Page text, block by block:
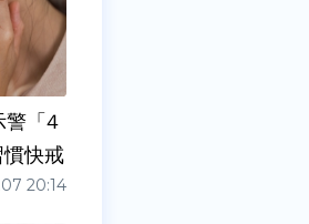
警「4
關節出問題 3習慣快戒
20:14